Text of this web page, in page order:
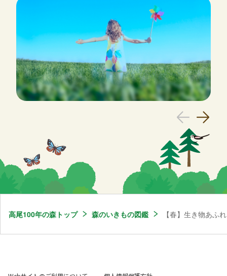
高尾100年の森トップ 森のいきもの図鑑 【春】生き物あふ